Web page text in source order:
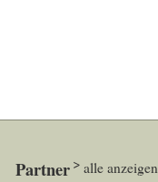
Partner alle anzeigen